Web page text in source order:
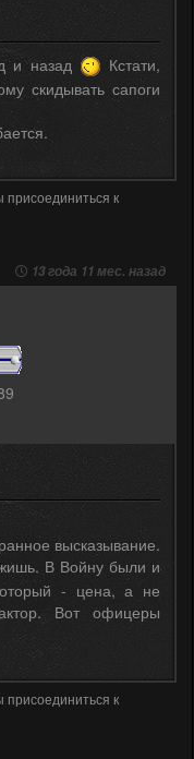
и назад
Кстати,
скидывать сапоги
присоединиться к
13 года 11 мес. назад
высказывание.
В Войну были и
- цена, а не
Вот офицеры
присоединиться к